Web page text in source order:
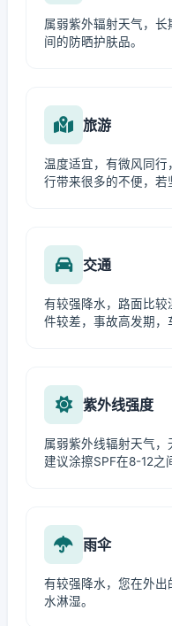
属弱紫外辐射天气，长
间的防晒护肤品。
旅游
温度适宜，有微风同
行带来很多的不便，若
交通
有较强降水，路面比
件较差，事故高发期，
紫外线强度
属弱紫外线辐射天气，
建议涂擦SPF在8-12之
雨伞
有较强降水，您在外
水淋湿。